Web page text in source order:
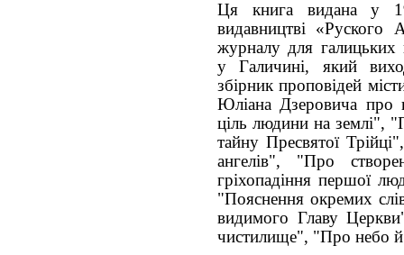
Ця книга видана у
видавництві
журналу для галицьких
у Галичині, який
збірник проповідей
Юліана Дзеровича про
ціль людини на землі",
тайну Пресвятої
ангелів", "Про
гріхопадіння першої
"Пояснення окремих
видимого Главу
чистилище", "Про небо